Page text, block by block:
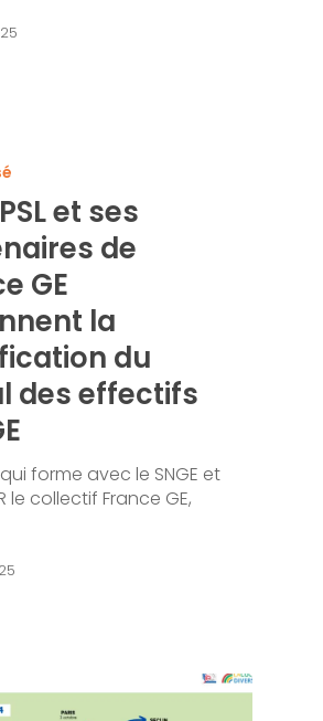
et ses
de
GE
la
du
des effectifs
qui forme avec le SNGE et
le collectif France GE,